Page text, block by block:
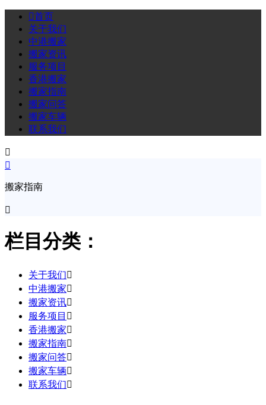
首页
关于我们
中港搬家
搬家资讯
服务项目
香港搬家
搬家指南
搬家问答
搬家车辆
联系我们


搬家指南

栏目分类：
关于我们
中港搬家
搬家资讯
服务项目 
香港搬家
搬家指南
搬家问答
搬家车辆
联系我们